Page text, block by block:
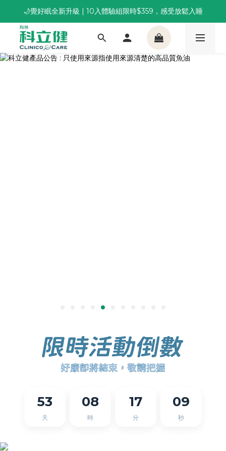
董事長推薦保養組合｜體驗價 $1,800 起，最高享 6 折
🌙覺好眠全新升級 | 10入體驗組限時$359，感受放鬆入睡
董事長推薦保養組合｜體驗價 $1,800 起，最高享 6 折
53
天
08
時
17
分
08
秒